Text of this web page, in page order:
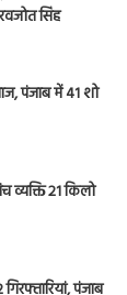
सिंह
पंजाब में 41 शो
व्यक्ति 21 किलो